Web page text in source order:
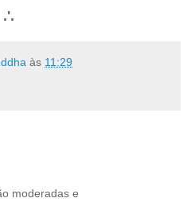
.'.
às 11:29
moderadas e